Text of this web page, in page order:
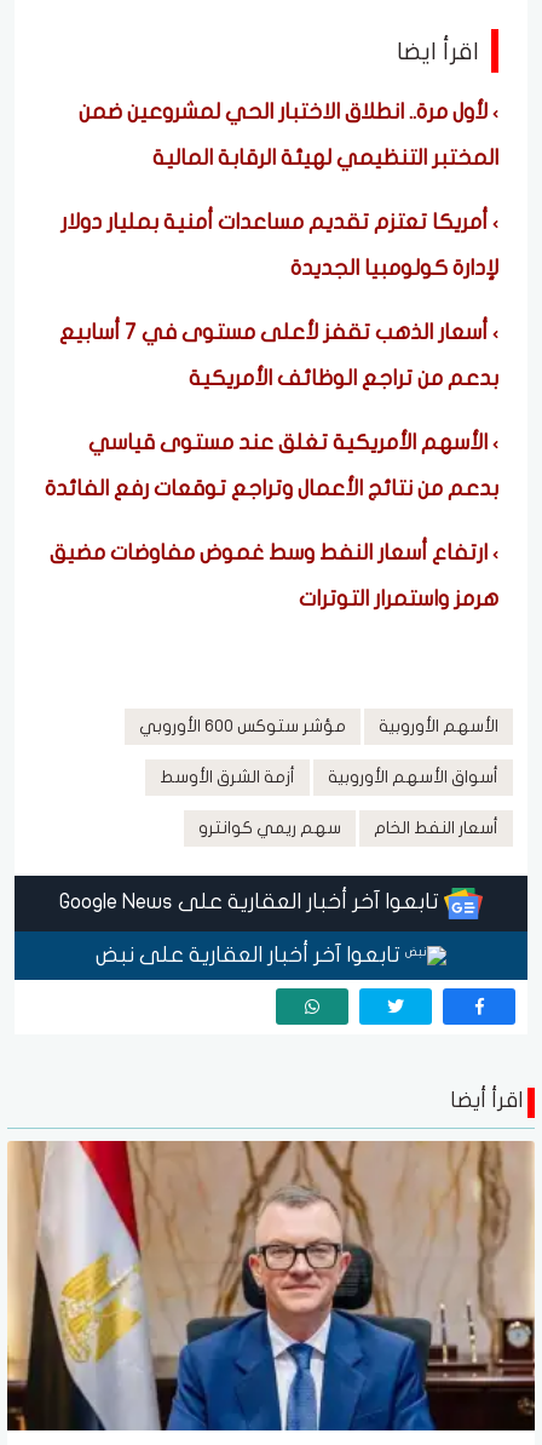
اقرأ ايضا
لأول مرة.. انطلاق الاختبار الحي لمشروعين ضمن
المختبر التنظيمي لهيئة الرقابة المالية
أمريكا تعتزم تقديم مساعدات أمنية بمليار دولار
لإدارة كولومبيا الجديدة
أسعار الذهب تقفز لأعلى مستوى في 7 أسابيع
بدعم من تراجع الوظائف الأمريكية
الأسهم الأمريكية تغلق عند مستوى قياسي
بدعم من نتائج الأعمال وتراجع توقعات رفع الفائدة
ارتفاع أسعار النفط وسط غموض مفاوضات مضيق
هرمز واستمرار التوترات
الأسهم الأوروبية مؤشر ستوكس 600 الأوروبي
أسواق الأسهم الأوروبية أزمة الشرق الأوسط
أسعار النفط الخام سهم ريمي كوانترو
تابعوا آخر أخبار العقارية على Google News
تابعوا آخر أخبار العقارية على نبض
اقرأ أيضا